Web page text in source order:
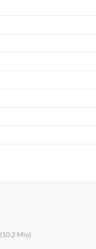
(10.2 Mio)